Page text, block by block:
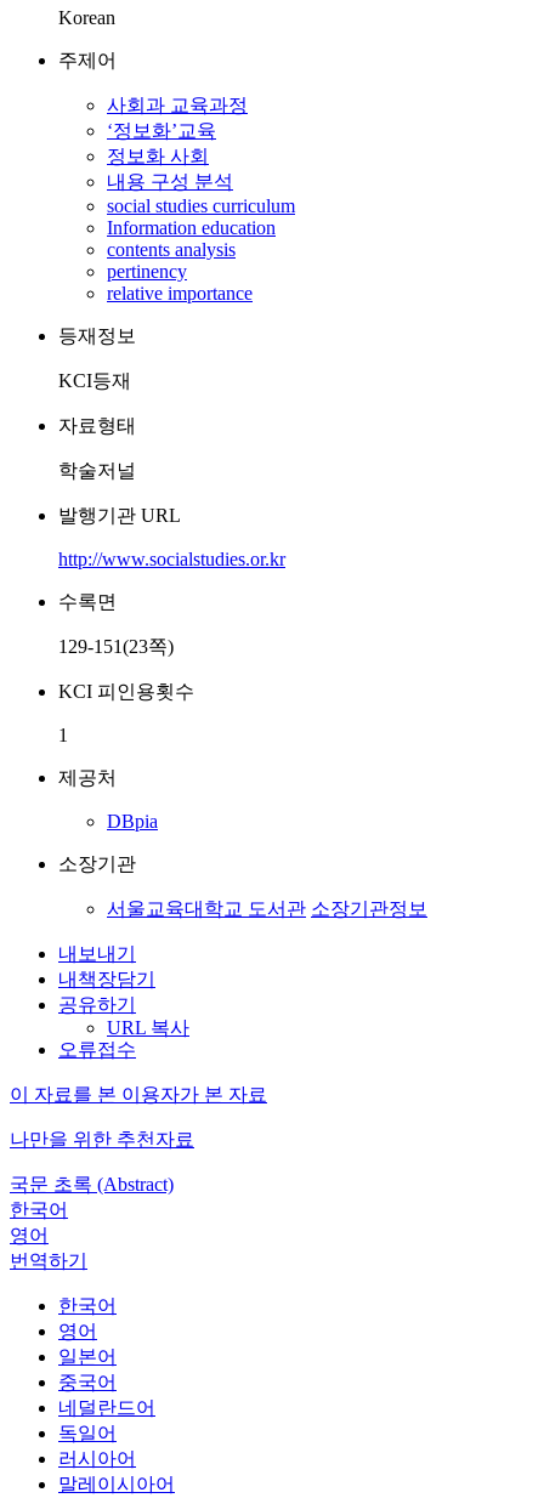
Korean
주제어
사회과 교육과정
‘정보화’교육
정보화 사회
내용 구성 분석
social studies curriculum
Information education
contents analysis
pertinency
relative importance
등재정보
KCI등재
자료형태
학술저널
발행기관 URL
http://www.socialstudies.or.kr
수록면
129-151(23쪽)
KCI 피인용횟수
1
제공처
DBpia
소장기관
서울교육대학교 도서관 소장기관정보
내보내기
내책장담기
공유하기
URL 복사
오류접수
이 자료를 본 이용자가 본 자료
나만을 위한 추천자료
국문 초록 (Abstract)
한국어
영어
번역하기
한국어
영어
일본어
중국어
네덜란드어
독일어
러시아어
말레이시아어